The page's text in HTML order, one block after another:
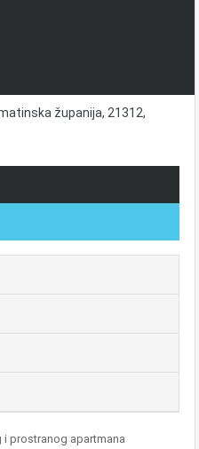
županija, 21312,
prostranog apartmana